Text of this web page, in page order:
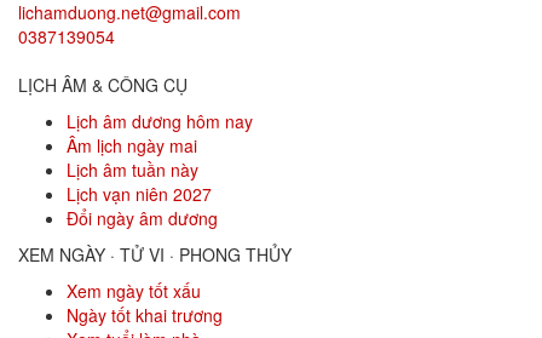
lichamduong.net@gmail.com
0387139054
LỊCH ÂM & CÔNG CỤ
Lịch âm dương hôm nay
Âm lịch ngày mai
Lịch âm tuần này
Lịch vạn niên 2027
Đổi ngày âm dương
XEM NGÀY · TỬ VI · PHONG THỦY
Xem ngày tốt xấu
Ngày tốt khai trương